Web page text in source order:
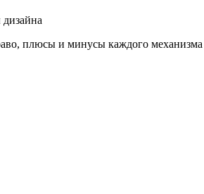
плюсы и минусы каждого механизма